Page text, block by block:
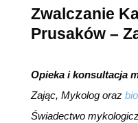
Zwalczanie
Prusaków –
Opieka i konsultacja
Zając, Mykolog oraz
Świadectwo